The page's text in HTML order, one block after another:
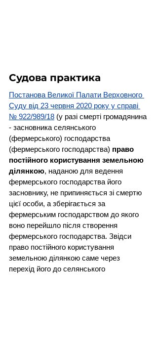
Судова практика
Постанова Великої Палати Верховного
Суду від 23 червня 2020 року у справі
№ 922/989/18 (у разі смерті громадянина
- засновника селянського
(фермерського) господарства
(фермерського господарства) право
постійного користування земельною
ділянкою, наданою для ведення
фермерського господарства його
засновнику, не припиняється зі смертю
цієї особи, а зберігається за
фермерським господарством до якого
воно перейшло після створення
фермерського господарства. Звідси
право постійного користування
земельною ділянкою саме через
перехід його до селянського